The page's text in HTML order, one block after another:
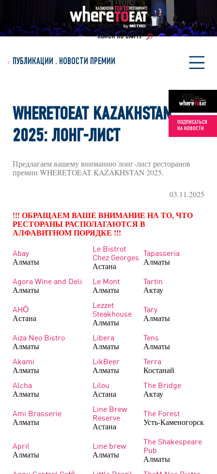
ПОИСК ПО САЙТУ
ПОДПИСАТЬСЯ
НА НОВОСТИ
ПУБЛИКАЦИИ . НОВОСТИ ПРЕМИИ
WHERETOEAT KAZAKHSTAN
2025: ЛОНГ-ЛИСТ
Предлагаем вашему вниманию лонг-лист ресторанов
премии WHERETOEAT KAZAKHSTAN 2025.
03.11.2025
!!! ОБРАЩАЕМ ВАШЕ ВНИМАНИЕ НА ТО, ЧТО
РЕСТОРАНЫ РАСПОЛАГАЮТСЯ В
АЛФАВИТНОМ ПОРЯДКЕ !!!
Abay
Алматы
Le Bistrot
Chez Georges
Астана
Tapasseria
Алматы
Agora Wine and Deli
Алматы
Le Mont
Алматы
Tartin
Актау
AHÓ
Астана
Lezzet
Steakhouse
Алматы
Tary
Алматы
Aiza Neo Bistro
Алматы
Libera
Алматы
Tens
Алматы
Akami
Алматы
LikBeer
Алматы
Terra
Костанай
Alcha
Алматы
Lilou
Астана
The Bridge
Актау
Ami Brasserie
Алматы
Line Brew
Reserve
Астана
The Forest
Усть-Каменогорск
April
Алматы
Line brew
Алматы
The Shakespeare
Pub
Алматы